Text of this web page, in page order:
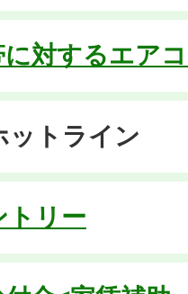
対するエア
ットライン
トリー